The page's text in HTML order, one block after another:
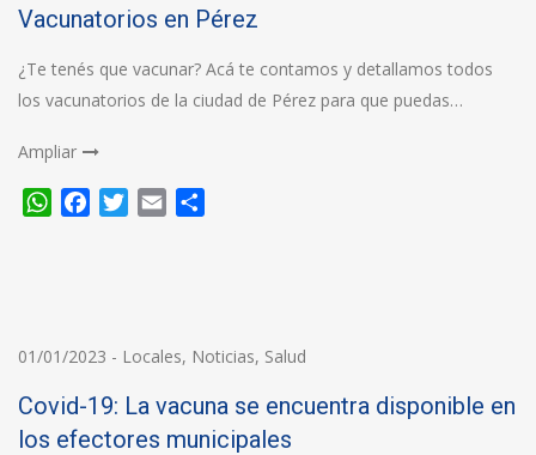
Vacunatorios en Pérez
¿Te tenés que vacunar? Acá te contamos y detallamos todos
los vacunatorios de la ciudad de Pérez para que puedas…
Ampliar
WhatsApp
FacebookTwitter
Email
01/01/2023 - Locales, Noticias, Salud
Covid-19: La vacuna se encuentra disponible en
los efectores municipales